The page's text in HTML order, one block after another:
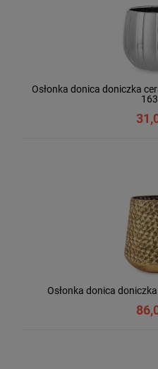
Osłonka donica doniczka
Osłonka donica